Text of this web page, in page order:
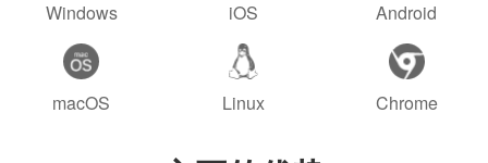
Windows iOS Android
macOS Linux Chrome